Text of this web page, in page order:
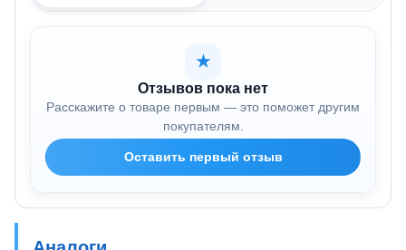
★
Отзывов пока нет
Расскажите о товаре первым — это поможет другим
покупателям.
Оставить первый отзыв